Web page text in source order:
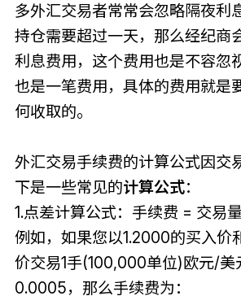
多外汇交易者常常会忽略隔夜利
持仓需要超过一天，那么经纪商
利息费用，这个费用也是不容忽
也是一笔费用，具体的费用就是
何收取的。
外汇交易手续费的计算公式因交
下是一些常见的计算公式：
1.点差计算公式：手续费 = 交易
例如，如果您以1.2000的买入价
价交易1手(100,000单位)欧元/美
0.0005，那么手续费为：